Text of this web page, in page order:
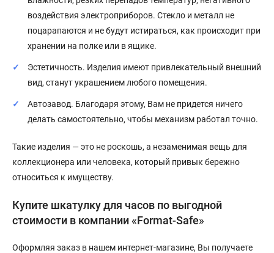
воздействия электроприборов. Стекло и металл не
поцарапаются и не будут истираться, как происходит при
хранении на полке или в ящике.
Эстетичность. Изделия имеют привлекательный внешний
вид, станут украшением любого помещения.
Автозавод. Благодаря этому, Вам не придется ничего
делать самостоятельно, чтобы механизм работал точно.
Такие изделия — это не роскошь, а незаменимая вещь для
коллекционера или человека, который привык бережно
относиться к имуществу.
Купите шкатулку для часов по выгодной
стоимости в компании «Format-Safe»
Оформляя заказ в нашем интернет-магазине, Вы получаете